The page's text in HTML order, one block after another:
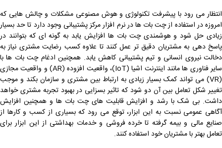
انتظار می رود با پیشرفت تکنولوژی و هوش مصنوعی مشکلات و چالش هایی که
امروزه در استفاده از چت بات ها در نرم افزار مرکز پشتیبانی وجود دارد تا حد بسیار
زیادی حل شود و هوشمندی چت بات ها افزایش یابد به گونه ای که بتوانند در
پاسخ دهی به مشتریان دقیق تر عمل کنند تا علاوه کسب رضایت مشتری نیاز به
دخالت نیروی انسانی و تیم پشتیبانی کاهش یابد. همچنین ادغام چت بات ها با
سایر فناوری ‌ها مانند اینترنت اشیا (IoT)، واقعیت افزوده (AR) و واقعیت مجازی
(VR) می تواند کمک بسیار زیادی به ارتباط بین مشتری و سازمان بکند و موجب
تغییر شکل تعامل بین آن دو شود که تاثیر بسزایی در بهبود تجربه مشتری خواهد
داشت. بی شک با رشد و افزایش قابلیت های چت بات ها و همچنین افزایش
آگاهی عمومی نسبت به این ابزار، توقع می رود که بسیاری از کسب و کارها از
صنایع مالی و بیمه گرفته تا خرده‌ فروشی و خدمات بهداشتی از این ابزار برای
تعامل بهتر با مشتریان خود استفاده کنند.